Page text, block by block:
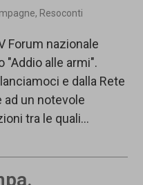
, Resoconti
Forum nazionale
"Addio alle armi".
e dalla Rete
ad un notevole
tra le quali…